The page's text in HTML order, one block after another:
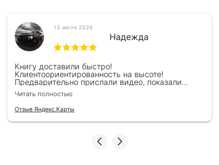
13 июля 2026
Надежда
Книгу доставили быстро!
Клиентоориентированность на высоте!
Предварительно прислали видео, показали
книжку, быстро отправили и положили
подарочек) Спасибо!!!
Читать полностью
Отзыв Яндекс.Карты